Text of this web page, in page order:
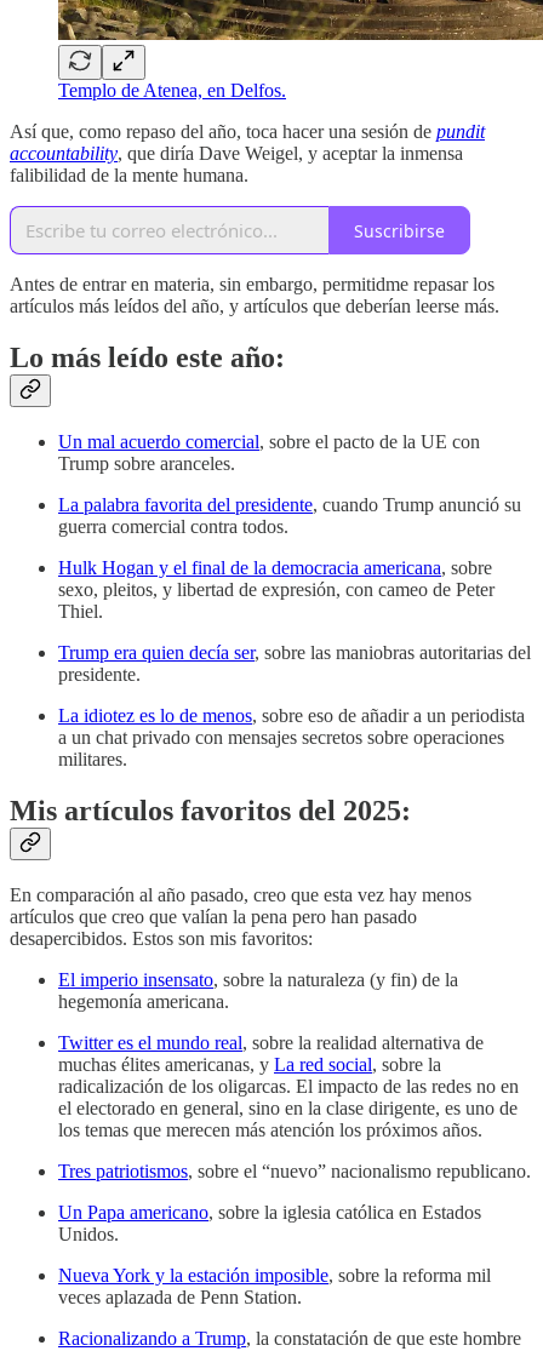
Templo de Atenea, en Delfos.
Así que, como repaso del año, toca hacer una sesión de pundit
accountability, que diría Dave Weigel, y aceptar la inmensa
falibilidad de la mente humana.
Suscribirse
Antes de entrar en materia, sin embargo, permitidme repasar los
artículos más leídos del año, y artículos que deberían leerse más.
Lo más leído este año:
Un mal acuerdo comercial, sobre el pacto de la UE con
Trump sobre aranceles.
La palabra favorita del presidente, cuando Trump anunció su
guerra comercial contra todos.
Hulk Hogan y el final de la democracia americana, sobre
sexo, pleitos, y libertad de expresión, con cameo de Peter
Thiel.
Trump era quien decía ser, sobre las maniobras autoritarias del
presidente.
La idiotez es lo de menos, sobre eso de añadir a un periodista
a un chat privado con mensajes secretos sobre operaciones
militares.
Mis artículos favoritos del 2025:
En comparación al año pasado, creo que esta vez hay menos
artículos que creo que valían la pena pero han pasado
desapercibidos. Estos son mis favoritos:
El imperio insensato, sobre la naturaleza (y fin) de la
hegemonía americana.
Twitter es el mundo real, sobre la realidad alternativa de
muchas élites americanas, y La red social, sobre la
radicalización de los oligarcas. El impacto de las redes no en
el electorado en general, sino en la clase dirigente, es uno de
los temas que merecen más atención los próximos años.
Tres patriotismos, sobre el “nuevo” nacionalismo republicano.
Un Papa americano, sobre la iglesia católica en Estados
Unidos.
Nueva York y la estación imposible, sobre la reforma mil
veces aplazada de Penn Station.
Racionalizando a Trump, la constatación de que este hombre